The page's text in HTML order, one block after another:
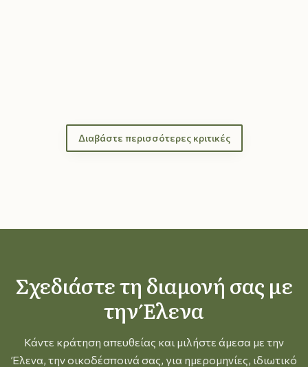
Διαβάστε περισσότερες κριτικές
Σχεδιάστε τη διαμονή σας με
την Έλενα
Κάντε κράτηση απευθείας και μιλήστε άμεσα με την
Έλενα, την οικοδέσποινά σας, για ημερομηνίες, ιδιωτικό